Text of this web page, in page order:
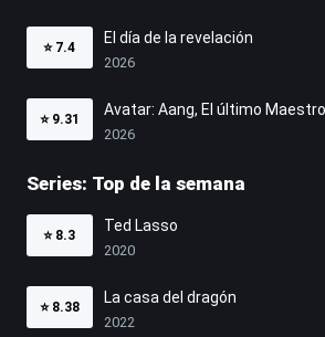
⭐ 7.4
El día de la revelación
2026
⭐ 9.31
Avatar: Aang, El último
2026
Series: Top de la semana
⭐ 8.3
Ted Lasso
2020
⭐ 8.38
La casa del dragón
2022